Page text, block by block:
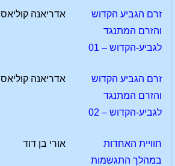
זרם הגביע הקדוש
והזרם המתנגד
לגביע-הקדוש – 01
אדריאנה קוליאס
זרם הגביע הקדוש
והזרם המתנגד
לגביע-הקדוש – 02
אדריאנה קוליאס
חוויית האחדות
במהלך התגשמות
אורי בן דוד